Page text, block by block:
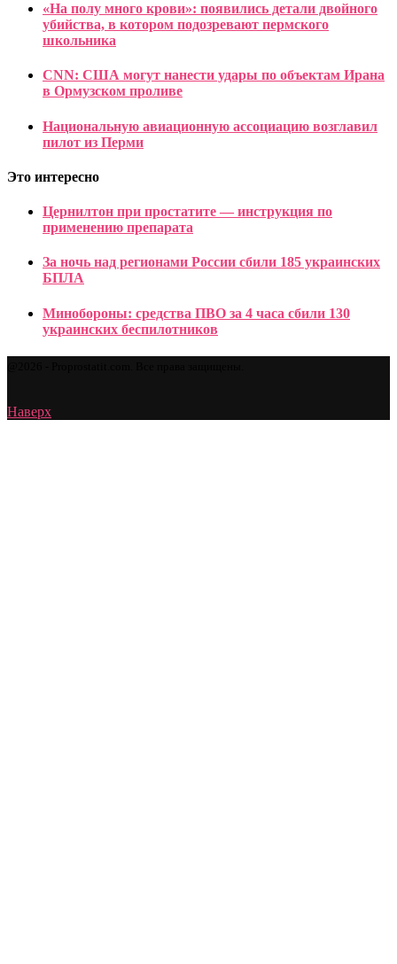
«На полу много крови»: появились детали двойного
убийства, в котором подозревают пермского
школьника
CNN: США могут нанести удары по объектам Ирана
в Ормузском проливе
Национальную авиационную ассоциацию возглавил
пилот из Перми
Это интересно
Цернилтон при простатите — инструкция по
применению препарата
За ночь над регионами России сбили 185 украинских
БПЛА
Минобороны: средства ПВО за 4 часа сбили 130
украинских беспилотников
Наверх